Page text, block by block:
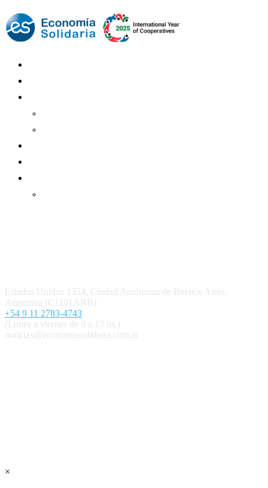
Estados Unidos 1354, Ciudad Autónoma de Buenos Aires,
Argentina (C1101ABB)
+54 9 11 2783-4743
(Lunes a viernes de 9 a 17 hs.)
noticias@economiasolidaria.com.ar
×